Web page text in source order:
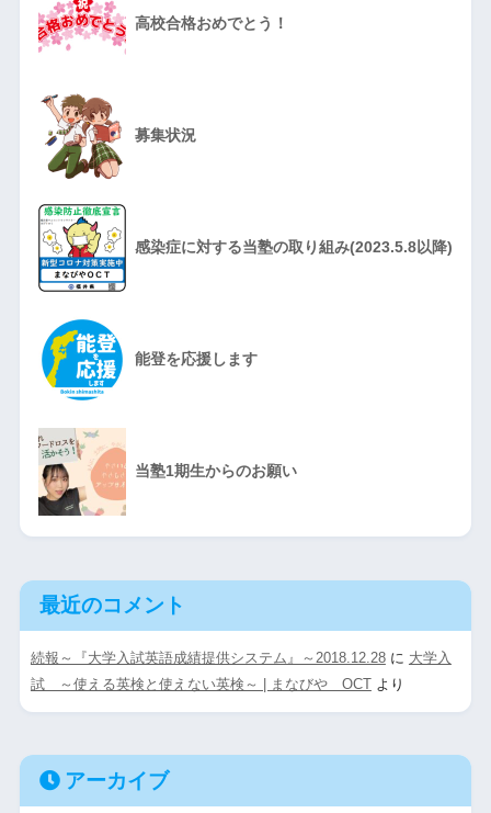
高校合格おめでとう！
募集状況
感染症に対する当塾の取り組み(2023.5.8以降)
能登を応援します
当塾1期生からのお願い
最近のコメント
続報～『大学入試英語成績提供システム』～2018.12.28に 大学入
試 ～使える英検と使えない英検～ | まなびや OCTより
アーカイブ